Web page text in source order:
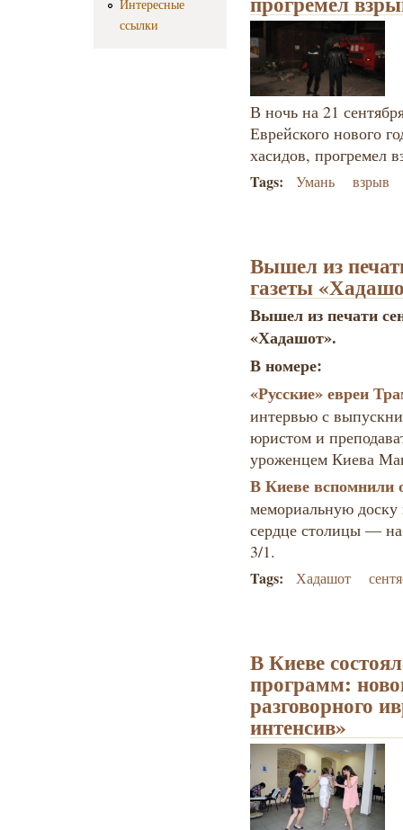
Интересные
ссылки
В ночь на 21
Еврейского нового
хасидов, прогремел
Tags: Умань взрыв
Вышел из
газеты
Вышел из печати
«Хадашот».
В номере:
«Русские» евреи
интервью с
юристом и
уроженцем Киева
В Киеве
мемориальную доску
сердце столицы —
3/1.
Tags: Хадашот
В Киеве
программ:
разговорного
интенсив»